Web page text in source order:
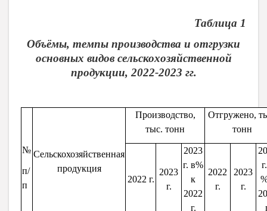
Таблица 1
Объёмы, темпы производства и отгрузки
основных видов сельскохозяйственной
продукции, 2022-2023 гг.
Сельскохозяйственная
продукция
Производство,
тыс. тонн
Отгружено,
тонн
№
п/
п
2022 г.
2023
г.
2023
г. в%
к
2022
г.
2022
г.
2023
г.